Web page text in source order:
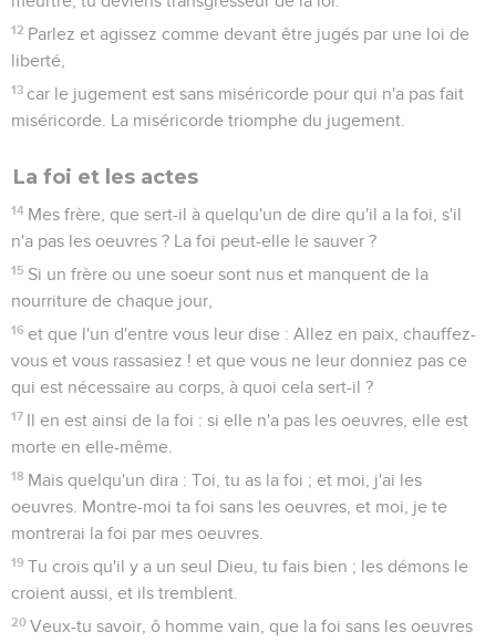
12 Parlez et agissez comme devant être jugés par une loi de
liberté,
13 car le jugement est sans miséricorde pour qui n'a pas fait
miséricorde. La miséricorde triomphe du jugement.
La foi et les actes
14 Mes frère, que sert-il à quelqu'un de dire qu'il a la foi, s'il
n'a pas les oeuvres ? La foi peut-elle le sauver ?
15 Si un frère ou une soeur sont nus et manquent de la
nourriture de chaque jour,
16 et que l'un d'entre vous leur dise : Allez en paix, chauffez-
vous et vous rassasiez ! et que vous ne leur donniez pas ce
qui est nécessaire au corps, à quoi cela sert-il ?
17 Il en est ainsi de la foi : si elle n'a pas les oeuvres, elle est
morte en elle-même.
18 Mais quelqu'un dira : Toi, tu as la foi ; et moi, j'ai les
oeuvres. Montre-moi ta foi sans les oeuvres, et moi, je te
montrerai la foi par mes oeuvres.
19 Tu crois qu'il y a un seul Dieu, tu fais bien ; les démons le
croient aussi, et ils tremblent.
20 Veux-tu savoir, ô homme vain, que la foi sans les oeuvres